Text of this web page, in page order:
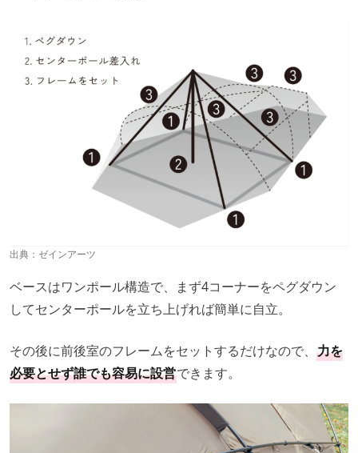
出典： ゼインアーツ
ベースはワンポール構造で、まず4コーナーをペグダウン
してセンターポールを立ち上げれば簡単に自立。
その後に前後室のフレームをセットするだけなので、 力を
必要とせず誰でも容易に設営できます。